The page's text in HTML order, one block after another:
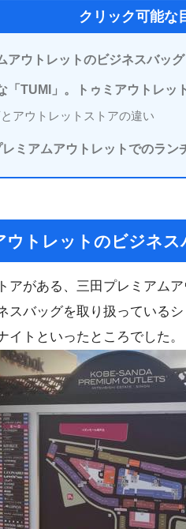
クリック可能な
アウトレットのビジネスバッグ
「TUMI」。トゥミアウトレッ
アウトレットストアの違い
ミアムアウトレットでのラン
ウトレットのビジネス
アがある、三田プレミアム
スバッグを取り扱っている
イトといったところでした。